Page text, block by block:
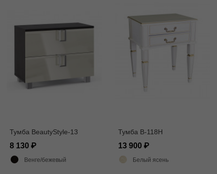
Тумба BeautyStyle-13
8 130
Венге/бежевый
Тумба В-118Н
13 900
Белый ясень